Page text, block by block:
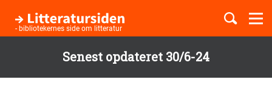
Senest opdateret 30/6-24
- bibliotekernes side om litteratur
Børnebøger